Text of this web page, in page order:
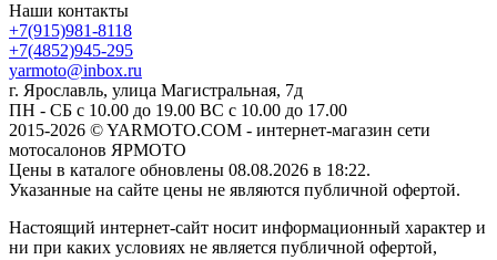
Наши контакты
+7(915)981-8118
+7(4852)945-295
yarmoto@inbox.ru
г. Ярославль, улица Магистральная, 7д
ПН - СБ с 10.00 до 19.00 ВС с 10.00 до 17.00
2015-2026 © YARMOTO.COM - интернет-магазин сети
мотосалонов ЯРМОТО
Цены в каталоге обновлены 08.08.2026 в 18:22.
Указанные на сайте цены не являются публичной офертой.
Настоящий интернет-сайт носит информационный характер и
ни при каких условиях не является публичной офертой,